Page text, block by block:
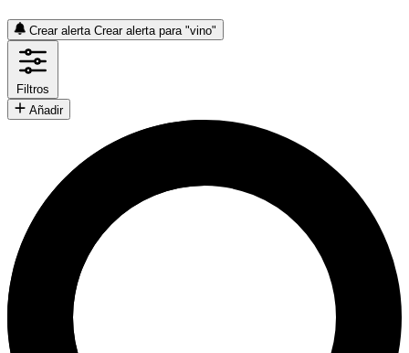
Crear alerta Crear alerta para "vino"
Filtros
Añadir